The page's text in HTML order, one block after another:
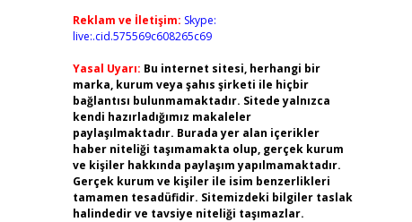
Reklam ve İletişim: Skype:
live:.cid.575569c608265c69
Yasal Uyarı: Bu internet sitesi, herhangi bir
marka, kurum veya şahıs şirketi ile hiçbir
bağlantısı bulunmamaktadır. Sitede yalnızca
kendi hazırladığımız makaleler
paylaşılmaktadır. Burada yer alan içerikler
haber niteliği taşımamakta olup, gerçek kurum
ve kişiler hakkında paylaşım yapılmamaktadır.
Gerçek kurum ve kişiler ile isim benzerlikleri
tamamen tesadüfidir. Sitemizdeki bilgiler taslak
halindedir ve tavsiye niteliği taşımazlar.